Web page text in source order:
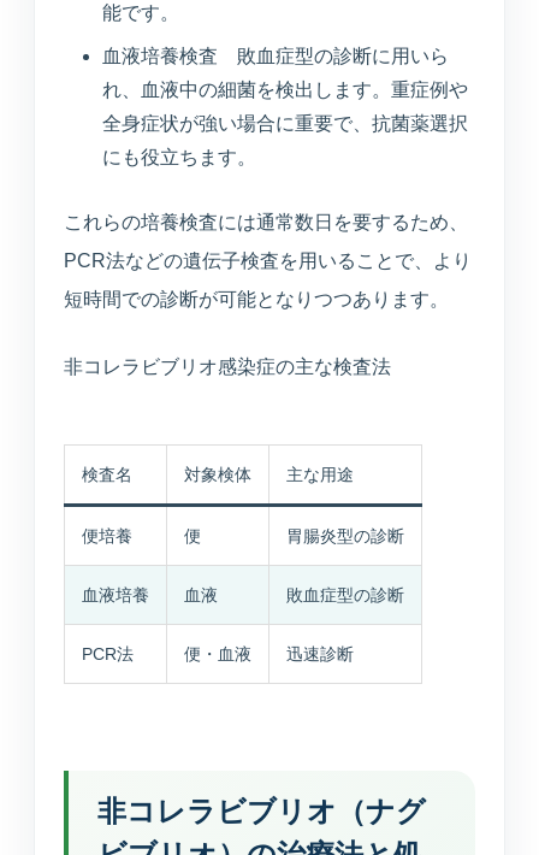
能です。
血液培養検査 敗血症型の診断に用いら
れ、血液中の細菌を検出します。重症例や
全身症状が強い場合に重要で、抗菌薬選択
にも役立ちます。
これらの培養検査には通常数日を要するため、
PCR法などの遺伝子検査を用いることで、より
短時間での診断が可能となりつつあります。
非コレラビブリオ感染症の主な検査法
検査名 対象検体 主な用途
便培養 便 胃腸炎型の診断
血液培養 血液 敗血症型の診断
PCR法 便・血液 迅速診断
非コレラビブリオ（ナグ